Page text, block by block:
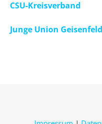
CSU-Kreisverband
Junge Union Geisenfeld